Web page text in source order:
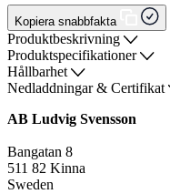
Kopiera snabbfakta
Produktbeskrivning
Produktspecifikationer
Hållbarhet
Nedladdningar & Certifikat
AB Ludvig Svensson
Bangatan 8
511 82 Kinna
Sweden